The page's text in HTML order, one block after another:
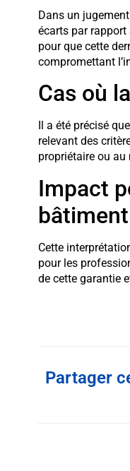
Dans un
écarts par rapport
pour que cette
compromettant
Cas où
Il a été précisé
relevant des
propriétaire ou au
Impact
bâtiment
Cette
pour les
de cette garantie
Partager